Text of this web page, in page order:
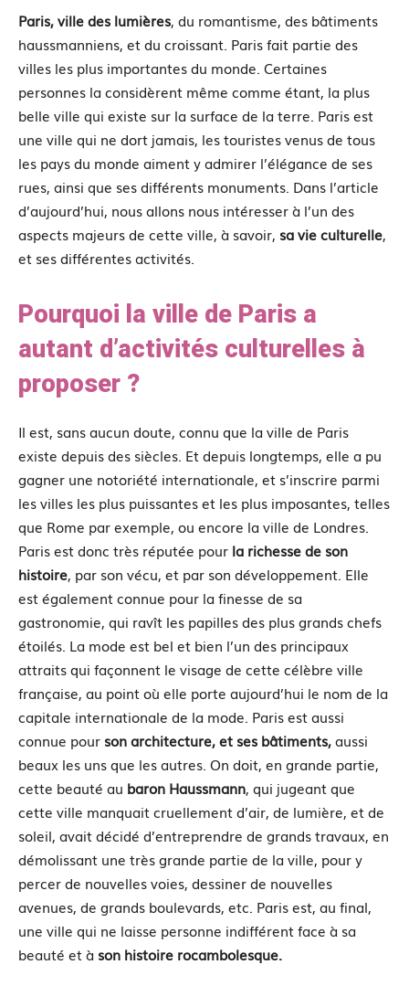
Paris, ville des lumières, du romantisme, des bâtiments
haussmanniens, et du croissant. Paris fait partie des
villes les plus importantes du monde. Certaines
personnes la considèrent même comme étant, la plus
belle ville qui existe sur la surface de la terre. Paris est
une ville qui ne dort jamais, les touristes venus de tous
les pays du monde aiment y admirer l’élégance de ses
rues, ainsi que ses différents monuments. Dans l’article
d’aujourd’hui, nous allons nous intéresser à l’un des
aspects majeurs de cette ville, à savoir, sa vie culturelle,
et ses différentes activités.
Pourquoi la ville de Paris a
autant d’activités culturelles à
proposer ?
Il est, sans aucun doute, connu que la ville de Paris
existe depuis des siècles. Et depuis longtemps, elle a pu
gagner une notoriété internationale, et s’inscrire parmi
les villes les plus puissantes et les plus imposantes, telles
que Rome par exemple, ou encore la ville de Londres.
Paris est donc très réputée pour la richesse de son
histoire, par son vécu, et par son développement. Elle
est également connue pour la finesse de sa
gastronomie, qui ravît les papilles des plus grands chefs
étoilés. La mode est bel et bien l’un des principaux
attraits qui façonnent le visage de cette célèbre ville
française, au point où elle porte aujourd’hui le nom de la
capitale internationale de la mode. Paris est aussi
connue pour son architecture, et ses bâtiments,aussi
beaux les uns que les autres. On doit, en grande partie,
cette beauté au baron Haussmann, qui jugeant que
cette ville manquait cruellement d’air, de lumière, et de
soleil, avait décidé d’entreprendre de grands travaux, en
démolissant une très grande partie de la ville, pour y
percer de nouvelles voies, dessiner de nouvelles
avenues, de grands boulevards, etc. Paris est, au final,
une ville qui ne laisse personne indifférent face à sa
beauté et à son histoire rocambolesque.